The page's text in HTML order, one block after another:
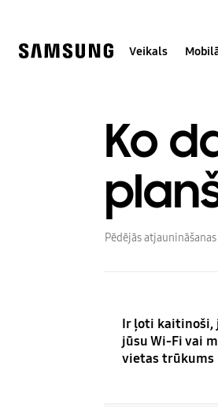
help
Veikals
Ko
Pēdējās
Ir ļoti kaitinoši,
jūsu Wi-Fi vai
vietas trūkums